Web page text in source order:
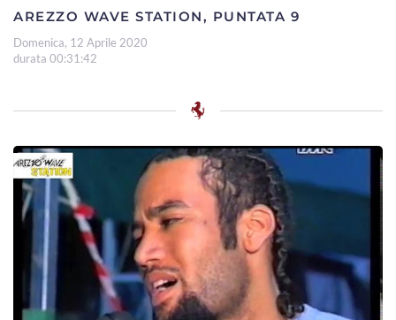
AREZZO WAVE STATION, PUNTATA 9
Domenica, 12 Aprile 2020
durata 00:31:42